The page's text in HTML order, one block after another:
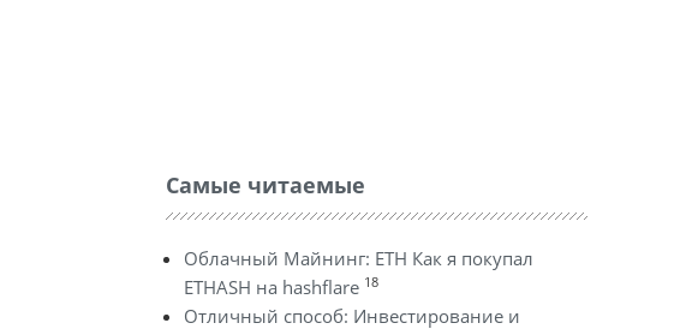
Самые читаемые
Облачный Майнинг: ETH Как я покупал
ETHASH на hashflare 18
Отличный способ: Инвестирование и